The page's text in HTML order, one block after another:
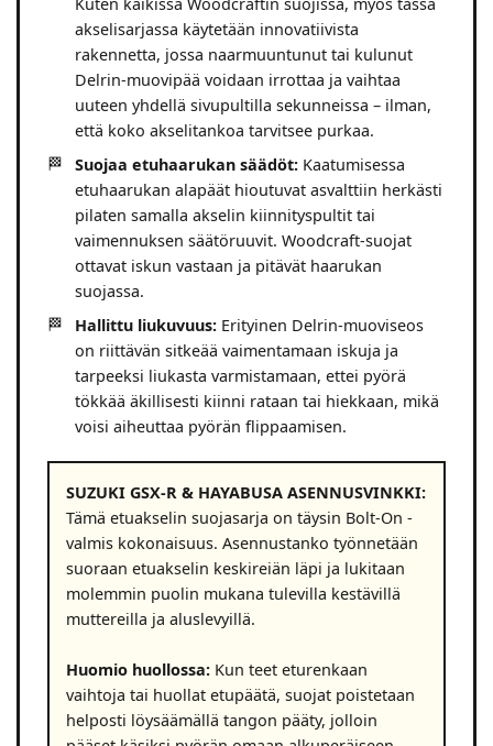
akselisarjassa käytetään innovatiivista
rakennetta, jossa naarmuuntunut tai kulunut
Delrin-muovipää voidaan irrottaa ja vaihtaa
uuteen yhdellä sivupultilla sekunneissa – ilman,
että koko akselitankoa tarvitsee purkaa.
Suojaa etuhaarukan säädöt: Kaatumisessa
etuhaarukan alapäät hioutuvat asvalttiin herkästi
pilaten samalla akselin kiinnityspultit tai
vaimennuksen säätöruuvit. Woodcraft-suojat
ottavat iskun vastaan ja pitävät haarukan
suojassa.
Hallittu liukuvuus: Erityinen Delrin-muoviseos
on riittävän sitkeää vaimentamaan iskuja ja
tarpeeksi liukasta varmistamaan, ettei pyörä
tökkää äkillisesti kiinni rataan tai hiekkaan, mikä
voisi aiheuttaa pyörän flippaamisen.
SUZUKI GSX-R & HAYABUSA ASENNUSVINKKI:
Tämä etuakselin suojasarja on täysin Bolt-On -
valmis kokonaisuus. Asennustanko työnnetään
suoraan etuakselin keskireiän läpi ja lukitaan
molemmin puolin mukana tulevilla kestävillä
muttereilla ja aluslevyillä.
Huomio huollossa: Kun teet eturenkaan
vaihtoja tai huollat etupäätä, suojat poistetaan
helposti löysäämällä tangon pääty, jolloin